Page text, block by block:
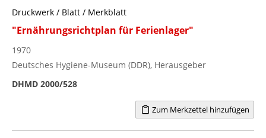
Druckwerk / Blatt / Merkblatt
"Ernährungsrichtplan für Ferienlager"
1970
Deutsches Hygiene-Museum (DDR), Herausgeber
DHMD 2000/528
Zum Merkzettel hinzufügen